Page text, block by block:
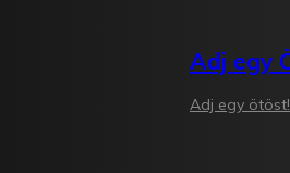
Adj egy
Adj egy ötöst!